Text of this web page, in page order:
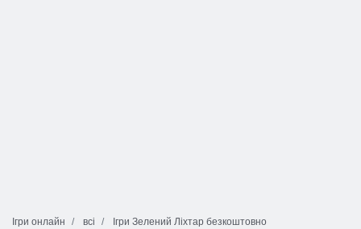
Ігри онлайн всі Ігри Зелений Ліхтар безкоштовно